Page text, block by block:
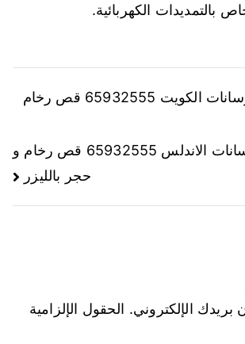
الكهربائية.
مقاول قص خرسانات الكويت 65932555 قص رخام
مقاول قص خرسانات الاندلس 65932555 قص رخام و
حجر بالليزر
بريدك الإلكتروني. الحقول الإلزامية